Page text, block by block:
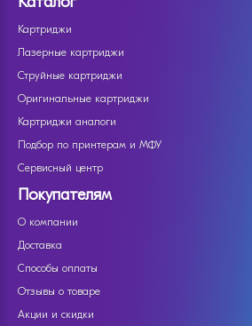
Картриджи
Лазерные картриджи
Струйные картриджи
Оригинальные картриджи
Картриджи аналоги
Подбор по принтерам и МФУ
Сервисный центр
Покупателям
О компании
Доставка
Способы оплаты
Отзывы о товаре
Акции и скидки